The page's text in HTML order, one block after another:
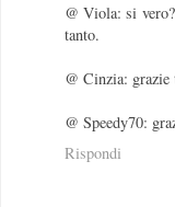
@ Viola: si
tanto.
@ Cinzia: grazie
@ Speedy70:
Rispondi